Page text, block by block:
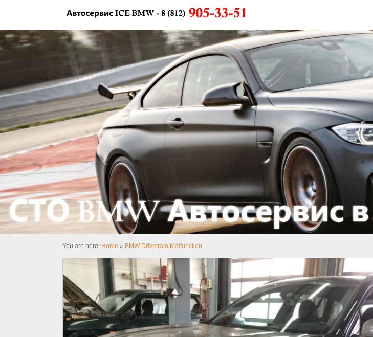
You are here: Home » BMW Drivetrain Malfunction